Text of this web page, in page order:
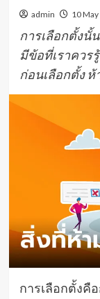
admin 10
การเลือกตั้งนั้
มีข้อที่เราคว
ก่อนเลือกตั้ง ห้
การเลือกตั้งคื